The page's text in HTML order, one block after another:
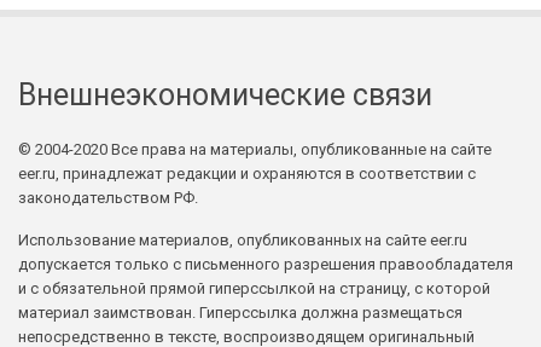
Внешнеэкономические связи
© 2004-2020 Все права на материалы, опубликованные на сайте
eer.ru, принадлежат редакции и охраняются в соответствии с
законодательством РФ.
Использование материалов, опубликованных на сайте eer.ru
допускается только с письменного разрешения правообладателя
и с обязательной прямой гиперссылкой на страницу, с которой
материал заимствован. Гиперссылка должна размещаться
непосредственно в тексте, воспроизводящем оригинальный